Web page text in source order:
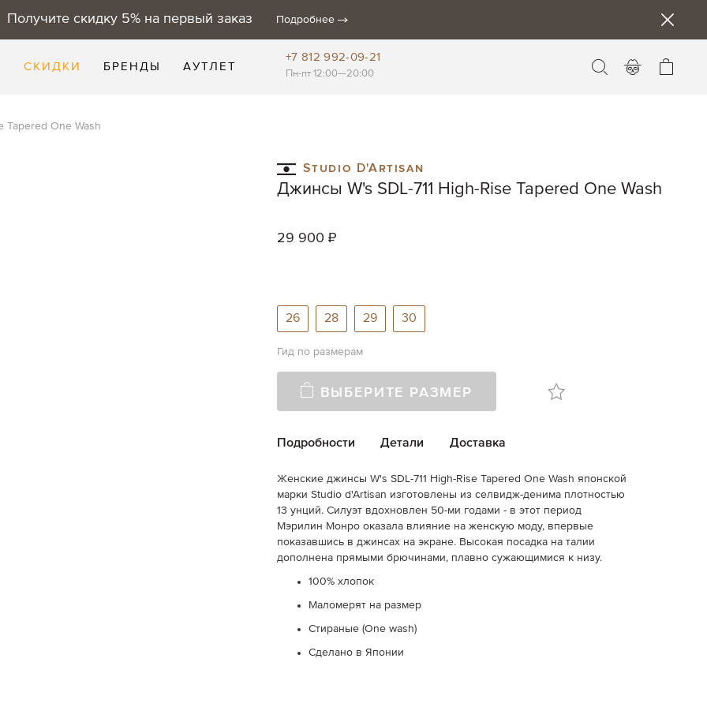
Получите скидку 5% на первый заказ Подробнее
СКИДКИ БРЕНДЫ АУТЛЕТ
+7 812 992-09-21
Пн-пт 12:00—20:00
Tapered One Wash
Studio D'Artisan
Джинсы W's SDL-711 High-Rise Tapered One Wash
29 900 ₽
26 28 29 30
Гид по размерам
ВЫБЕРИТЕ РАЗМЕР
Подробности
Женские джинсы W's SDL-711 High-Rise Tapered One Wash японской
марки Studio d'Artisan изготовлены из селвидж-денима плотностью
13 унций. Силуэт вдохновлен 50-ми годами - в этот период
Мэрилин Монро оказала влияние на женскую моду, впервые
показавшись в джинсах на экране. Высокая посадка на талии
дополнена прямыми брючинами, плавно сужающимися к низу.
100% хлопок
Маломерят на размер
Стираные (One wash)
Сделано в Японии
Детали Доставка